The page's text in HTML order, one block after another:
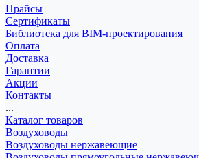
Прайсы
Сертификаты
Библиотека для BIM-проектирования
Оплата
Доставка
Гарантии
Акции
Контакты
...
Каталог товаров
Воздуховоды
Воздуховоды нержавеющие